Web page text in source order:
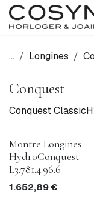
SE RENDRE AU CONTENU
... Longines
Conquest
Conquest Classic
Montre Longines
HydroConquest
L3.781.4.96.6
1.652,89 €